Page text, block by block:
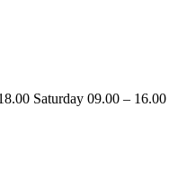
Saturday 09.00 – 16.00